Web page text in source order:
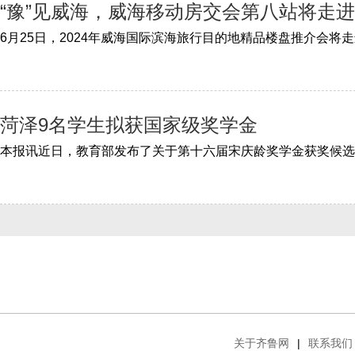
“豫”见威海，威海移动房交会第八站将走
菏泽9名学生拟获国家级奖学金
关于齐鲁网 | 联系我们